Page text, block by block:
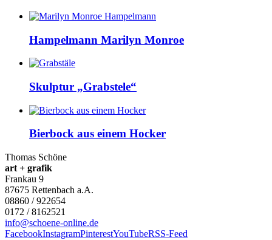
Hampelmann Marilyn Monroe
Skulptur „Grabstele“
Bierbock aus einem Hocker
Thomas Schöne
art + grafik
Frankau 9
87675 Rettenbach a.A.
08860 / 922654
0172 / 8162521
info@schoene-online.de
FacebookInstagramPinterestYouTubeRSS-Feed